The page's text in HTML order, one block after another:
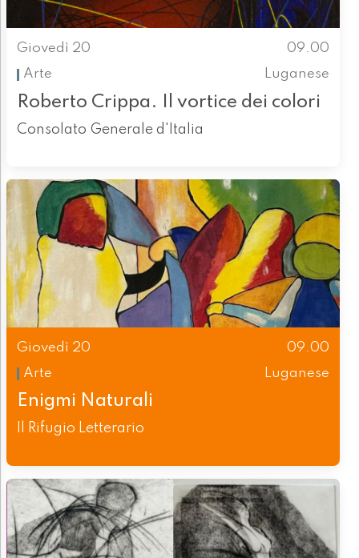
Giovedì 20
09.00
Arte
Luganese
Roberto Crippa. Il vortice dei colori
Consolato Generale d'Italia
Giovedì 20
09.00
Arte
Luganese
Enigmi Naturali
Il Rifugio Letterario